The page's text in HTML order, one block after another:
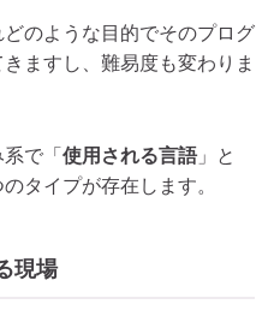
のような目的でそのプログ
ますし、難易度も変わりま
で「 使用される言語」と
タイプが存在します。
現場